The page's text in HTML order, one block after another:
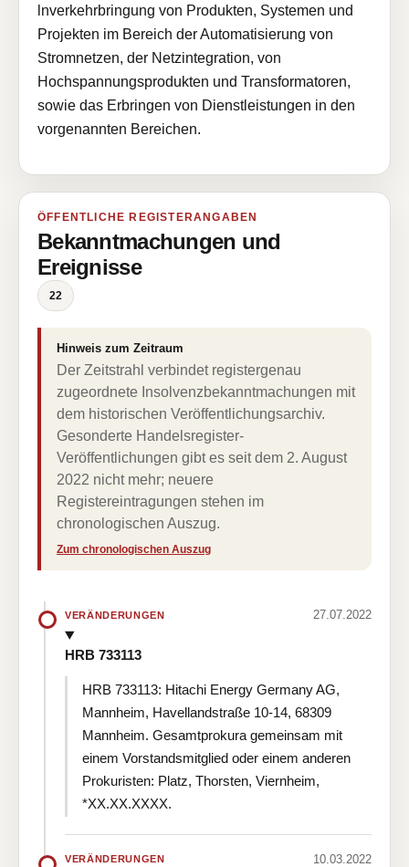
lnverkehrbringung von Produkten, Systemen und
Projekten im Bereich der Automatisierung von
Stromnetzen, der Netzintegration, von
Hochspannungsprodukten und Transformatoren,
sowie das Erbringen von Dienstleistungen in den
vorgenannten Bereichen.
ÖFFENTLICHE REGISTERANGABEN
Bekanntmachungen und
Ereignisse
22
Hinweis zum Zeitraum
Der Zeitstrahl verbindet registergenau
zugeordnete Insolvenzbekanntmachungen mit
dem historischen Veröffentlichungsarchiv.
Gesonderte Handelsregister-
Veröffentlichungen gibt es seit dem 2. August
2022 nicht mehr; neuere
Registereintragungen stehen im
chronologischen Auszug.
Zum chronologischen Auszug
VERÄNDERUNGEN 27.07.2022
HRB 733113
HRB 733113: Hitachi Energy Germany AG,
Mannheim, Havellandstraße 10-14, 68309
Mannheim. Gesamtprokura gemeinsam mit
einem Vorstandsmitglied oder einem anderen
Prokuristen: Platz, Thorsten, Viernheim,
*XX.XX.XXXX.
VERÄNDERUNGEN 10.03.2022